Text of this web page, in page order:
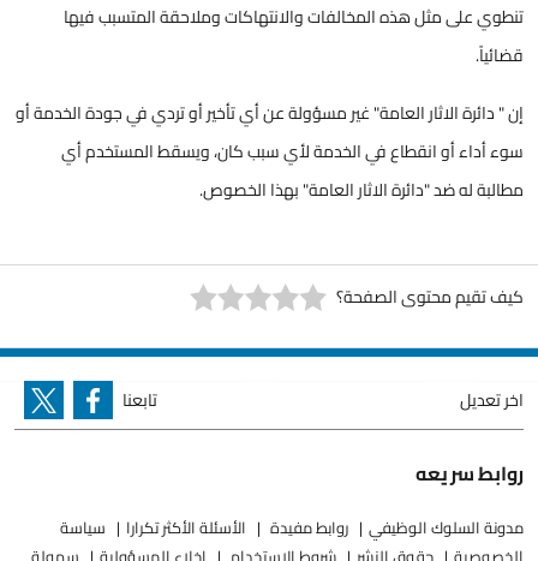
تنطوي على مثل هذه المخالفات والانتهاكات وملاحقة المتسبب فيها
قضائياً.
إن " دائرة الاثار العامة" غير مسؤولة عن أي تأخير أو تردي في جودة الخدمة أو
سوء أداء أو انقطاع في الخدمة لأي سبب كان، ويسقط المستخدم أي
مطالبة له ضد "دائرة الاثار العامة" بهذا الخصوص.
كيف تقيم محتوى الصفحة؟
اخر تعديل تابعنا
روابط سريعه
مدونة السلوك الوظيفي روابط مفيدة الأسئلة الأكثر تكرارا
سياسة